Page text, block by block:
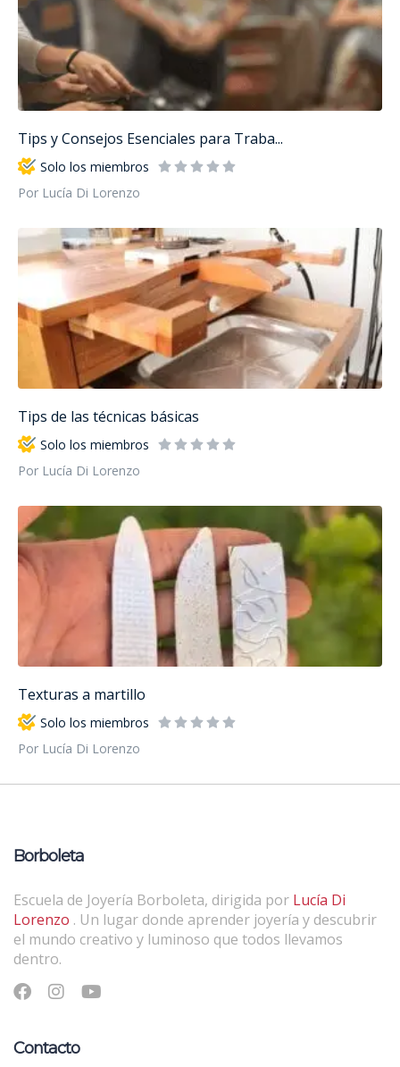
Tips y Consejos Esenciales para Traba...
Solo los miembros
Por Lucía Di Lorenzo
Tips de las técnicas básicas
Solo los miembros
Por Lucía Di Lorenzo
Texturas a martillo
Solo los miembros
Por Lucía Di Lorenzo
Borboleta
Escuela de Joyería Borboleta, dirigida por Lucía Di
Lorenzo . Un lugar donde aprender joyería y descubrir
el mundo creativo y luminoso que todos llevamos
dentro.
Contacto